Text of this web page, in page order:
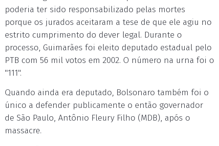
poderia ter sido responsabilizado pelas mortes
porque os jurados aceitaram a tese de que ele agiu no
estrito cumprimento do dever legal. Durante o
processo, Guimarães foi eleito deputado estadual pelo
PTB com 56 mil votos em 2002. O número na urna foi o
"111".
Quando ainda era deputado, Bolsonaro também foi o
único a defender publicamente o então governador
de São Paulo, Antônio Fleury Filho (MDB), após o
massacre.